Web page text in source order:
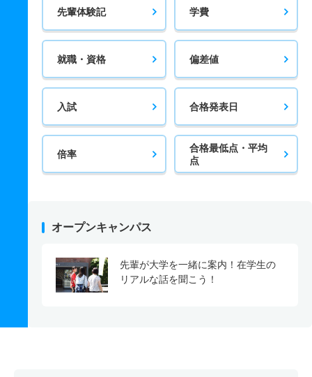
先輩体験記 学費
就職・資格 偏差値
入試 合格発表日
倍率
合格最低点・平均
点
オープンキャンパス
先輩が大学を一緒に案内！在学生の
リアルな話を聞こう！